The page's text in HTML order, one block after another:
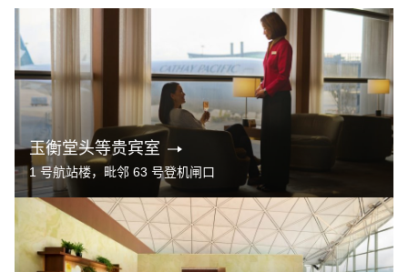
玉衡堂头等贵宾室
1 号航站楼，毗邻 63 号登机闸口